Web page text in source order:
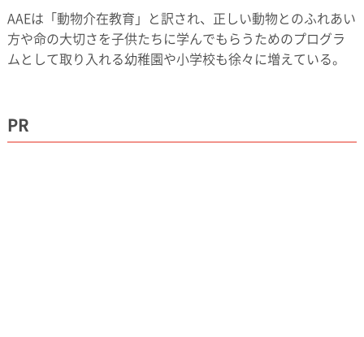
AAEは「動物介在教育」と訳され、正しい動物とのふれあい
方や命の大切さを子供たちに学んでもらうためのプログラ
ムとして取り入れる幼稚園や小学校も徐々に増えている。
PR